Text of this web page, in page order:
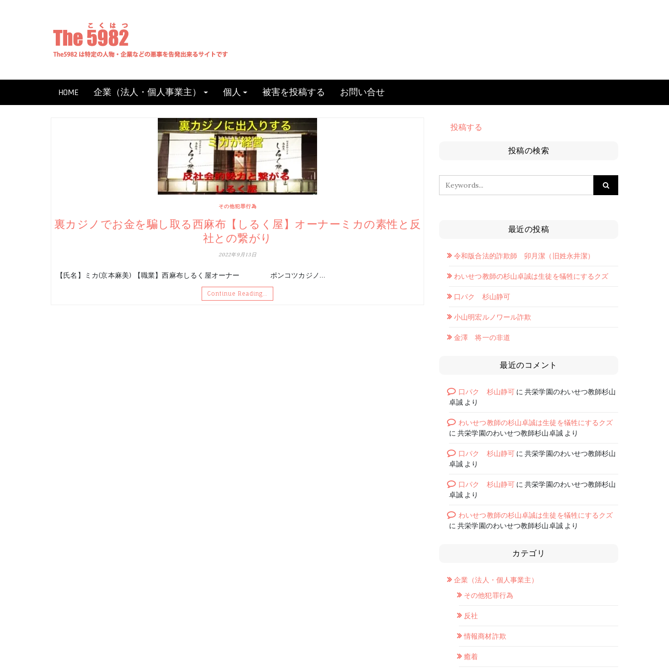
HOME 企業（法人・個人事業主） 個人 被害を投稿する お問い合せ
その他犯罪行為
裏カジノでお金を騙し取る西麻布【しるく屋】オーナーミカの素性と反
社との繋がり
2022年9月13日
【氏名】ミカ(京本麻美) 【職業】西麻布しるく屋オーナー ポンコツカジノ…
Continue Reading…
投稿する
投稿の検索
最近の投稿
令和版合法的詐欺師 卯月潔（旧姓永井潔）
わいせつ教師の杉山卓誠は生徒を犠牲にするクズ
口パク 杉山静可
小山明宏ルノワール詐欺
金澤 将一の非道
最近のコメント
口パク 杉山静可に共栄学園のわいせつ教師杉山
卓誠 より
わいせつ教師の杉山卓誠は生徒を犠牲にするクズ
に共栄学園のわいせつ教師杉山卓誠より
口パク 杉山静可に共栄学園のわいせつ教師杉山
卓誠 より
口パク 杉山静可に共栄学園のわいせつ教師杉山
卓誠 より
わいせつ教師の杉山卓誠は生徒を犠牲にするクズ
に共栄学園のわいせつ教師杉山卓誠より
カテゴリ
企業（法人・個人事業主）
その他犯罪行為
反社
情報商材詐欺
癒着